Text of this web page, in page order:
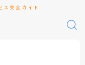
ス完全ガイド